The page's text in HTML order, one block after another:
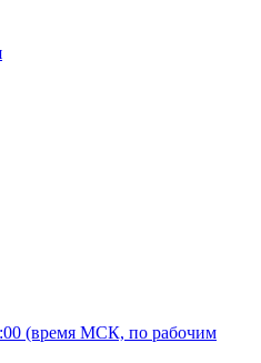
(время МСК, по рабочим